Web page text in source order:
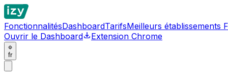
FonctionnalitésDashboardTarifsMeilleurs établissements
Ouvrir le Dashboard
Extension Chrome
fr